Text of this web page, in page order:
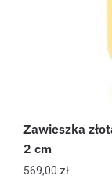
Zawieszka
2 cm
569,00 zł